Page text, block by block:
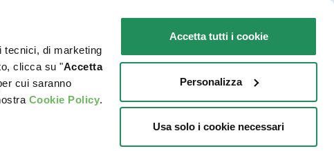
tecnici, di marketing
clicca su "Accetta
cui saranno
Cookie Policy.
Accetta tutti i cookie
Personalizza
Usa solo i cookie necessari
DOVE ACQUISTARE PET NEWS